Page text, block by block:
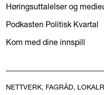
Høringsuttalelser og
Podkasten Politisk Kvartal
Kom med dine innspill
NETTVERK, FAGRÅD,